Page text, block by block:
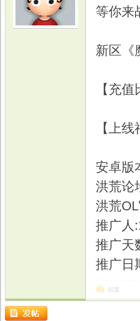
等你来
新区《
【充
【上
安卓版
洪荒论
洪荒
推广人
推广天
推广日
回复